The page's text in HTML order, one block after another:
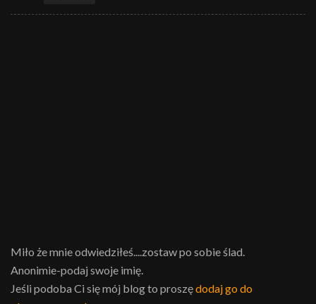
Miło że mnie odwiedziłeś....zostaw po sobie ślad.
Anonimie-podaj swoje imię.
Jeśli podoba Ci się mój blog to proszędodaj go do